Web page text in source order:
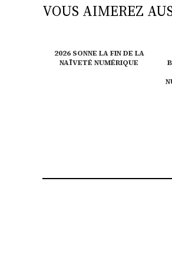
VOUS AIMEREZ
2026 SONNE LA FIN DE LA
NAÏVETÉ NUMÉRIQUE